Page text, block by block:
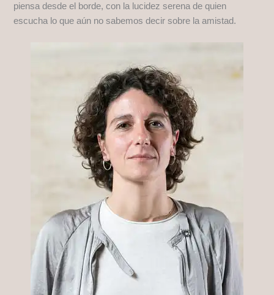
piensa desde el borde, con la lucidez serena de quien
escucha lo que aún no sabemos decir sobre la amistad.